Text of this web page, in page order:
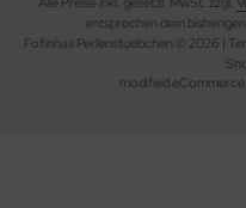
entsprechen dem
Fofinhas Perlenstuebchen © 2026 |
mod ified